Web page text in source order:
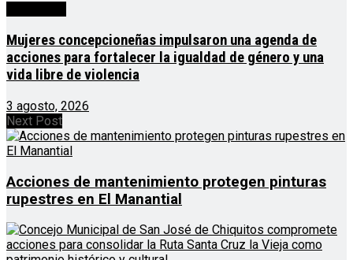
Mujeres concepcioneñas impulsaron una agenda de
acciones para fortalecer la igualdad de género y una
vida libre de violencia
3 agosto, 2026
Next Post
Acciones de mantenimiento protegen pinturas
rupestres en El Manantial